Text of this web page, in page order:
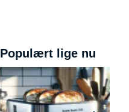
Populært lige nu